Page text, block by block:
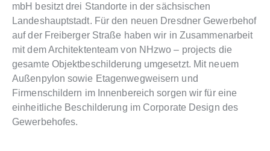
mbH besitzt drei Standorte in der sächsischen
Landeshauptstadt. Für den neuen Dresdner Gewerbehof
auf der Freiberger Straße haben wir in Zusammenarbeit
mit dem Architektenteam von NHzwo – projects die
gesamte Objektbeschilderung umgesetzt. Mit neuem
Außenpylon sowie Etagenwegweisern und
Firmenschildern im Innenbereich sorgen wir für eine
einheitliche Beschilderung im Corporate Design des
Gewerbehofes.